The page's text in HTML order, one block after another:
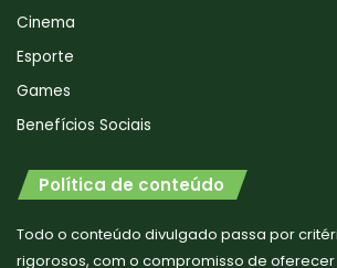
Cinema
Esporte
Games
Benefícios Sociais
Política de conteúdo
Todo o conteúdo divulgado passa por
rigorosos, com o compromisso de